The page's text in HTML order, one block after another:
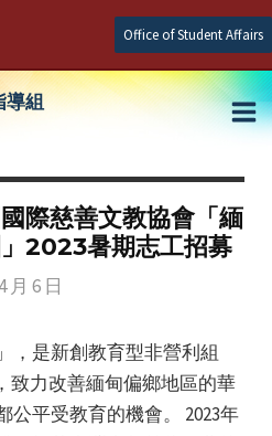
Office of Student Affairs
導組
際慈善文教協會「緬
2023暑期志工招募
月 6 日
，是新創教育型非營利組
致力改善緬甸偏鄉地區的華
公平受教育的機會。 2023年